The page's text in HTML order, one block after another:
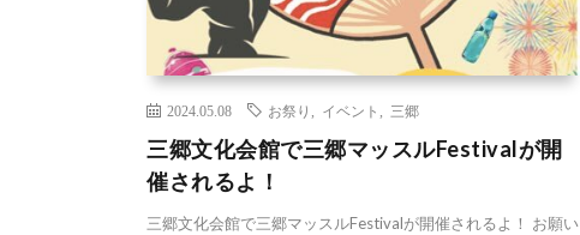
2024.05.08 お祭り イベント 三郷
三郷文化会館で三郷マッスルFestivalが開
催されるよ！
三郷文化会館で三郷マッスルFestivalが開催されるよ！ お願い